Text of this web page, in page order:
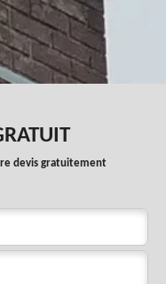
devis gratuitement